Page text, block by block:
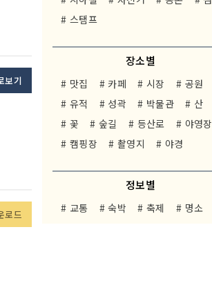
# 스탬프
장소별
# 맛집 # 카페 # 시장
# 공원
# 유적
# 성곽 # 박물관
# 산
# 꽃
# 숲길 # 등산로
# 야영장
# 캠핑장
# 촬영지 # 야경
정보별
# 교통 # 숙박 # 축제 # 명소
보기
로드